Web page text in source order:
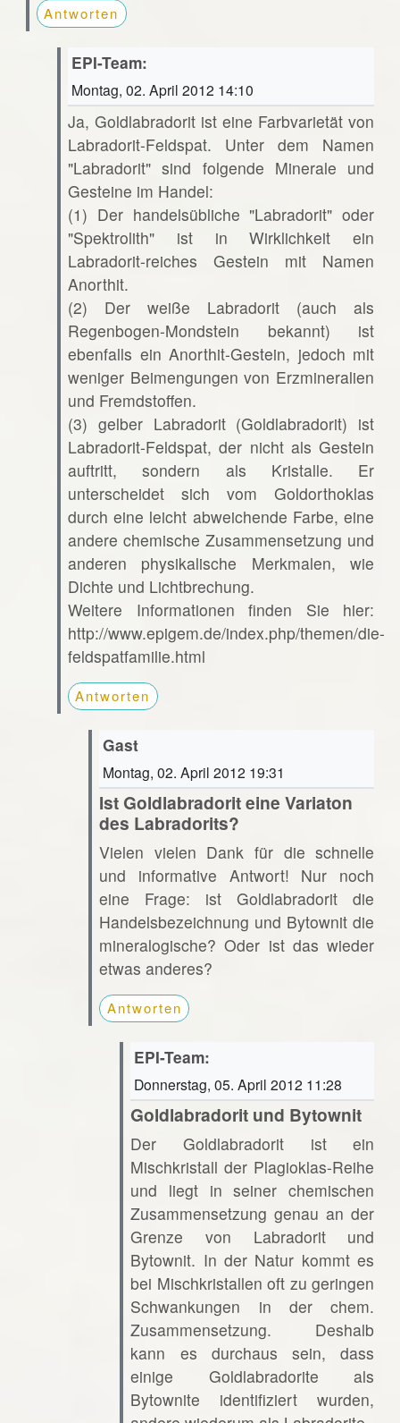
Antworten
EPI-Team:
Montag, 02. April 2012 14:10
Ja, Goldlabradorit ist eine Farbvarietät von
Labradorit-Feldspat. Unter dem Namen
"Labradorit" sind folgende Minerale und
Gesteine im Handel:
(1) Der handelsübliche "Labradorit" oder
"Spektrolith" ist in Wirklichkeit ein
Labradorit-reiches Gestein mit Namen
Anorthit.
(2) Der weiße Labradorit (auch als
Regenbogen-Mondstein bekannt) ist
ebenfalls ein Anorthit-Gestein, jedoch mit
weniger Beimengungen von Erzmineralien
und Fremdstoffen.
(3) gelber Labradorit (Goldlabradorit) ist
Labradorit-Feldspat, der nicht als Gestein
auftritt, sondern als Kristalle. Er
unterscheidet sich vom Goldorthoklas
durch eine leicht abweichende Farbe, eine
andere chemische Zusammensetzung und
anderen physikalische Merkmalen, wie
Dichte und Lichtbrechung.
Weitere Informationen finden Sie hier:
http://www.epigem.de/index.php/themen/die-
feldspatfamilie.html
Antworten
Gast
Montag, 02. April 2012 19:31
Ist Goldlabradorit eine Variaton
des Labradorits?
Vielen vielen Dank für die schnelle
und informative Antwort! Nur noch
eine Frage: ist Goldlabradorit die
Handelsbezeichnung und Bytownit die
mineralogische? Oder ist das wieder
etwas anderes?
Antworten
EPI-Team:
Donnerstag, 05. April 2012 11:28
Goldlabradorit und Bytownit
Der Goldlabradorit ist ein
Mischkristall der Plagioklas-Reihe
und liegt in seiner chemischen
Zusammensetzung genau an der
Grenze von Labradorit und
Bytownit. In der Natur kommt es
bei Mischkristallen oft zu geringen
Schwankungen in der chem.
Zusammensetzung. Deshalb
kann es durchaus sein, dass
einige Goldlabradorite als
Bytownite identifiziert wurden,